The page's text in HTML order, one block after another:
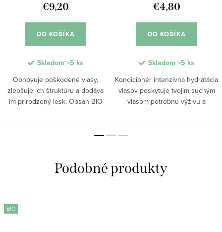
€9,20
DO KOŠÍKA
Skladom >5 ks
Obnovuje poškodené vlasy,
zlepšuje ich štruktúru a dodáva
im prirodzený lesk. Obsah BIO
posilňuje jeho pružnosť a chráni
€4,80
DO KOŠÍKA
Skladom >5 ks
Kondicionér intenzívna hydratácia
vlasov poskytuje tvojim suchým
vlasom potrebnú výživu a
Formulácia s výťažkom z aloe
BIO